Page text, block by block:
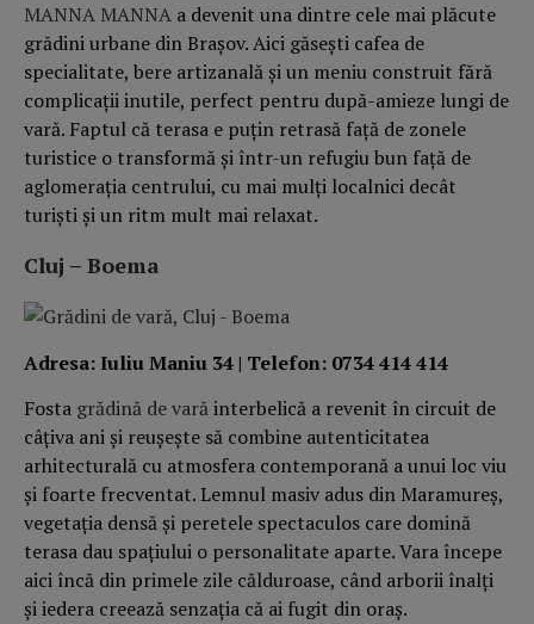
MANNA MANNA a devenit una dintre cele mai plăcute
grădini urbane din Brașov. Aici găsești cafea de
specialitate, bere artizanală și un meniu construit fără
complicații inutile, perfect pentru după-amieze lungi de
vară. Faptul că terasa e puțin retrasă față de zonele
turistice o transformă și într-un refugiu bun față de
aglomerația centrului, cu mai mulți localnici decât
turiști și un ritm mult mai relaxat.
Cluj – Boema
Adresa: Iuliu Maniu 34 | Telefon: 0734 414 414
Fosta grădină de varăinterbelică a revenit în circuit de
câțiva ani și reușește să combine autenticitatea
arhitecturală cu atmosfera contemporană a unui loc viu
și foarte frecventat. Lemnul masiv adus din Maramureș,
vegetația densă și peretele spectaculos care domină
terasa dau spațiului o personalitate aparte. Vara începe
aici încă din primele zile călduroase, când arborii înalți
și iedera creează senzația că ai fugit din oraș.